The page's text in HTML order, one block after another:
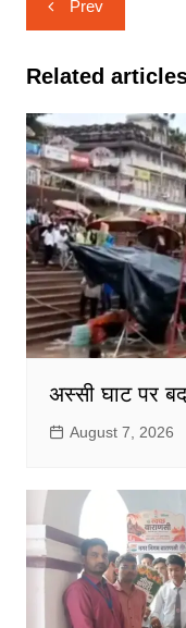
navigation
Prev
Related
अस्सी घाट पर
August 7, 2026